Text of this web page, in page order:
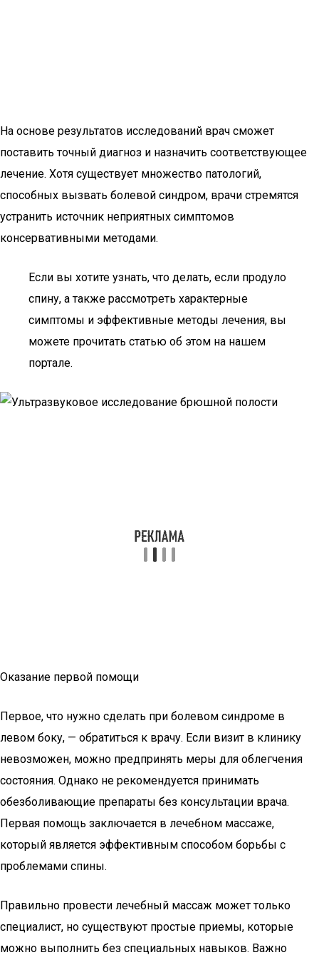
На основе результатов исследований врач сможет
поставить точный диагноз и назначить соответствующее
лечение. Хотя существует множество патологий,
способных вызвать болевой синдром, врачи стремятся
устранить источник неприятных симптомов
консервативными методами.
Если вы хотите узнать, что делать, если продуло
спину, а также рассмотреть характерные
симптомы и эффективные методы лечения, вы
можете прочитать статью об этом на нашем
портале.
Оказание первой помощи
Первое, что нужно сделать при болевом синдроме в
левом боку, — обратиться к врачу. Если визит в клинику
невозможен, можно предпринять меры для облегчения
состояния. Однако не рекомендуется принимать
обезболивающие препараты без консультации врача.
Первая помощь заключается в лечебном массаже,
который является эффективным способом борьбы с
проблемами спины.
Правильно провести лечебный массаж может только
специалист, но существуют простые приемы, которые
можно выполнить без специальных навыков. Важно